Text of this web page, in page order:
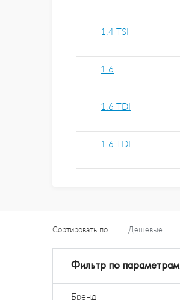
1.4 TSI
1.6
1.6 TDI
1.6 TDI
Сортировать по: Дешевые
Фильтр по параметрам
Бренд